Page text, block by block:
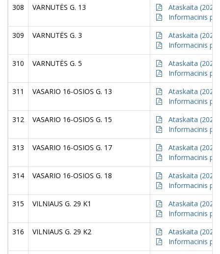
308
VARNUTĖS G. 13
Ataskaita (2021)
Informacinis
309
VARNUTĖS G. 3
Ataskaita (2021)
Informacinis
310
VARNUTĖS G. 5
Ataskaita (2021)
Informacinis
311
VASARIO 16-OSIOS G. 13
Ataskaita (2021)
Informacinis
312
VASARIO 16-OSIOS G. 15
Ataskaita (2021)
Informacinis
313
VASARIO 16-OSIOS G. 17
Ataskaita (2021)
Informacinis
314
VASARIO 16-OSIOS G. 18
Ataskaita (2021)
Informacinis
315
VILNIAUS G. 29 K1
Ataskaita (2021)
Informacinis
316
VILNIAUS G. 29 K2
Ataskaita (2021)
Informacinis